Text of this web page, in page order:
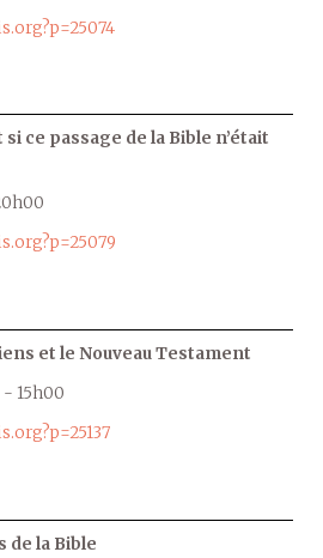
si ce passage de la Bible n’était
et le Nouveau Testament
- 15h00
de la Bible